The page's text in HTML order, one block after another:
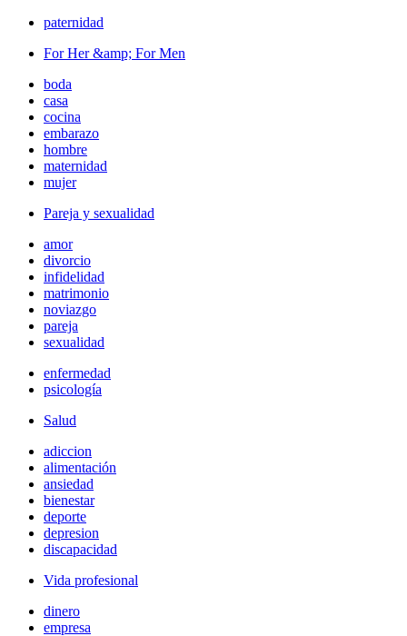
paternidad
For Her &amp; For Men
boda
casa
cocina
embarazo
hombre
maternidad
mujer
Pareja y sexualidad
amor
divorcio
infidelidad
matrimonio
noviazgo
pareja
sexualidad
enfermedad
psicología
Salud
adiccion
alimentación
ansiedad
bienestar
deporte
depresion
discapacidad
Vida profesional
dinero
empresa